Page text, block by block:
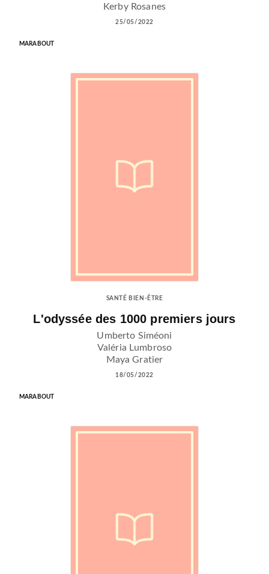
Kerby Rosanes
25/05/2022
MARABOUT
SANTÉ BIEN-ÊTRE
L'odyssée des 1000 premiers jours
Umberto Siméoni
Valéria Lumbroso
Maya Gratier
18/05/2022
MARABOUT